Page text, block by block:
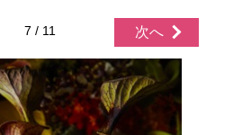
7 / 11 次へ